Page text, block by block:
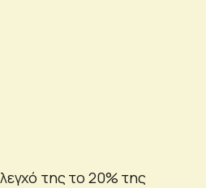
της το 20% της